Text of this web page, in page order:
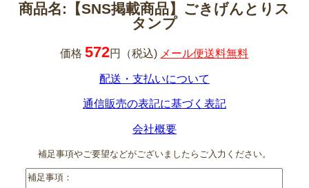
商品名:【SNS掲載商品】ごきげんとりス
タンプ
価格572円（税込) メール便送料無料
配送・支払いについて
通信販売の表記に基づく表記
会社概要
補足事項やご要望などがございましたらご入力ください。